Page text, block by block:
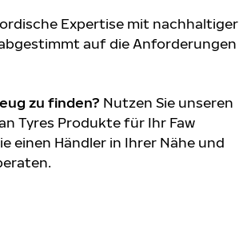
Expertise mit nachhaltiger
auf die Anforderungen
zu finden? Nutzen Sie unseren
Tyres Produkte für Ihr Faw
einen Händler in Ihrer Nähe und